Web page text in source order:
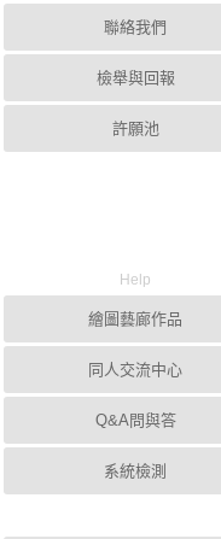
聯絡我們
檢舉與回報
許願池
Help
繪圖藝廊作品
同人交流中心
Q&A問與答
系統檢測